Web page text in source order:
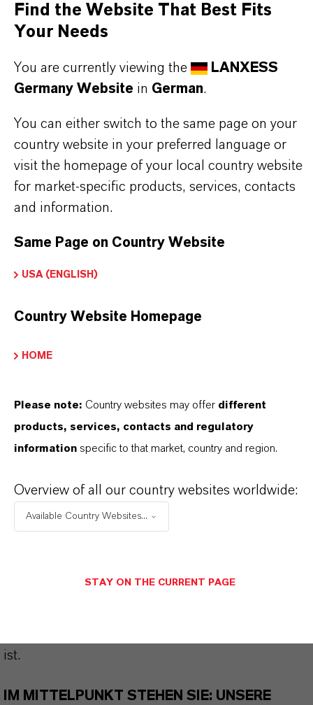
PRODUKTSYNONYME
PRODUKTDATENBLÄTTER
heruntergeladen werden.
Nach Auswahl des Dropdowns erscheint ein
Download-Link.
Technisches Datenblatt
RECHTSRAUM AUSWÄHLEN
DARUMLANXESS!
stehen für Zuverlässigkeit, Innovationskraft und
partnerschaftliches Denken. Im Mittelpunkt
unseres Handelns stehen jedoch Sie: unsere
ist.
IM MITTELPUNKT STEHEN SIE: UNSERE
Find the Website That Best Fits
Your Needs
You are currently viewing the
LANXESS
Germany Website in German.
You can either switch to the same page on your
country website in your preferred language or
visit the homepage of your local country website
for market-specific products, services, contacts
and information.
Same Page on Country Website
USA (ENGLISH)
Country Website Homepage
HOME
Please note: Country websites may offer different
products, services, contacts and regulatory
information specific to that market, country and region.
Overview of all our country websites worldwide:
Available Country Websites...
STAY ON THE CURRENT PAGE